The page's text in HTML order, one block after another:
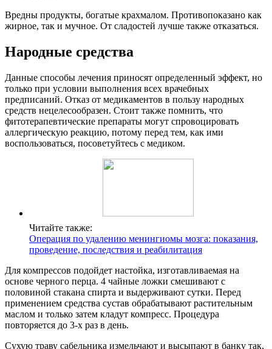
Вредны продукты, богатые крахмалом. Противопоказано как
жирное, так и мучное. От сладостей лучше также отказаться.
Народные средства
Данные способы лечения приносят определенный эффект, но
только при условии выполнения всех врачебных
предписаний. Отказ от медикаментов в пользу народных
средств нецелесообразен. Стоит также помнить, что
фитотерапевтические препараты могут спровоцировать
аллергическую реакцию, потому перед тем, как ими
воспользоваться, посоветуйтесь с медиком.
Читайте также:
Операция по удалению менингиомы мозга: показания,
проведение, последствия и реабилитация
Для компрессов подойдет настойка, изготавливаемая на
основе черного перца. 4 чайные ложки смешивают с
половиной стакана спирта и выдерживают сутки. Перед
применением средства сустав обрабатывают растительным
маслом и только затем кладут компресс. Процедура
повторяется до 3-х раз в день.
Сухую траву сабельника измельчают и высыпают в банку так,